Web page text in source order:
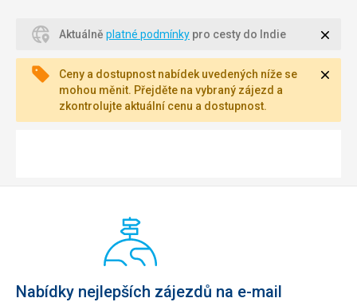
Aktuálně platné podmínky pro cesty do Indie
Ceny a dostupnost nabídek uvedených níže se
mohou měnit. Přejděte na vybraný zájezd a
zkontrolujte aktuální cenu a dostupnost.
Nabídky nejlepších zájezdů na e-mail